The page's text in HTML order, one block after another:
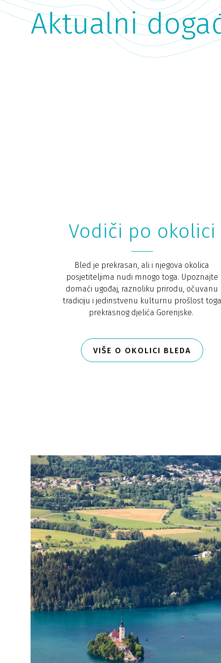
Aktualni
Vodiči po okolici
Bled je prekrasan, ali i njegova okolica
posjetiteljima nudi mnogo toga. Upoznajte
domaći ugođaj, raznoliku prirodu, očuvanu
tradiciju i jedinstvenu kulturnu prošlost toga
prekrasnog djelića Gorenjske.
VIŠE O OKOLICI BLEDA